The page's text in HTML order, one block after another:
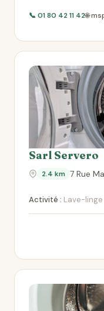
📞 01 80 42 11 42🌐
Sarl Servero
2.4 km 7 Rue
Activité : Lave-linge